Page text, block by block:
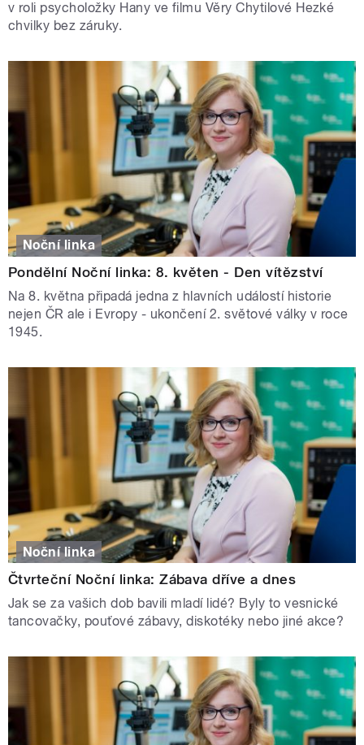
v roli psycholožky Hany ve filmu Věry Chytilové Hezké
chvilky bez záruky.
Noční linka
Pondělní Noční linka: 8. květen - Den vítězství
Na 8. května připadá jedna z hlavních událostí historie
nejen ČR ale i Evropy - ukončení 2. světové války v roce
1945.
Noční linka
Čtvrteční Noční linka: Zábava dříve a dnes
Jak se za vašich dob bavili mladí lidé? Byly to vesnické
tancovačky, pouťové zábavy, diskotéky nebo jiné akce?